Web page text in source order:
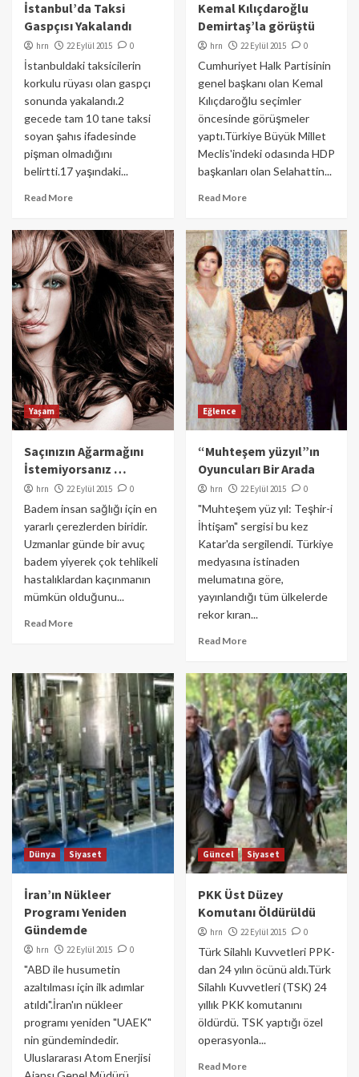
İstanbul’da Taksi
Gaspçısı Yakalandı
hrn 22 Eylül 2015 0
İstanbuldaki taksicilerin
korkulu rüyası olan gaspçı
sonunda yakalandı.2
gecede tam 10 tane taksi
soyan şahıs ifadesinde
pişman olmadığını
belirtti.17 yaşındaki...
Read More
Kemal Kılıçdaroğlu
Demirtaş’la görüştü
hrn 22 Eylül 2015 0
Cumhuriyet Halk Partisinin
genel başkanı olan Kemal
Kılıçdaroğlu seçimler
öncesinde görüşmeler
yaptı.Türkiye Büyük Millet
Meclis'indeki odasında HDP
başkanları olan Selahattin...
Read More
Yaşam
Saçınızın Ağarmağını
İstemiyorsanız …
hrn 22 Eylül 2015 0
Badem insan sağlığı için en
yararlı çerezlerden biridir.
Uzmanlar günde bir avuç
badem yiyerek çok tehlikeli
hastalıklardan kaçınmanın
mümkün olduğunu...
Read More
Eğlence
“Muhteşem yüzyıl”ın
Oyuncuları Bir Arada
hrn 22 Eylül 2015 0
"Muhteşem yüz yıl: Teşhir-i
İhtişam" sergisi bu kez
Katar'da sergilendi. Türkiye
medyasına istinaden
melumatına göre,
yayınlandığı tüm ülkelerde
rekor kıran...
Read More
Dünya Siyaset
İran’ın Nükleer
Programı Yeniden
Gündemde
hrn 22 Eylül 2015 0
"ABD ile husumetin
azaltılması için ilk adımlar
atıldı".İran'ın nükleer
programı yeniden "UAEK"
nin gündemindedir.
Uluslararası Atom Enerjisi
Güncel Siyaset
PKK Üst Düzey
Komutanı Öldürüldü
hrn 22 Eylül 2015 0
Türk Silahlı Kuvvetleri PPK-
dan 24 yılın öcünü aldı.Türk
Silahlı Kuvvetleri (TSK) 24
yıllık PKK komutanını
öldürdü. TSK yaptığı özel
operasyonla...
Read More